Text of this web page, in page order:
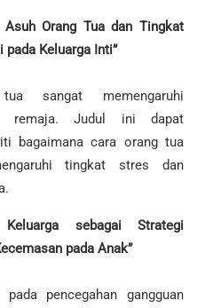
Asuh Orang Tua dan Tingkat
pada Keluarga Inti”
sangat memengaruhi
remaja. Judul ini dapat
bagaimana cara orang tua
tingkat stres dan
sebagai Strategi
pada Anak”
pencegahan gangguan